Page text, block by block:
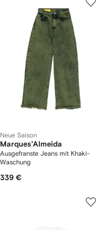
Neue Saison
Marques'Almeida
Ausgefranste Jeans mit Khaki-
Waschung
339 €